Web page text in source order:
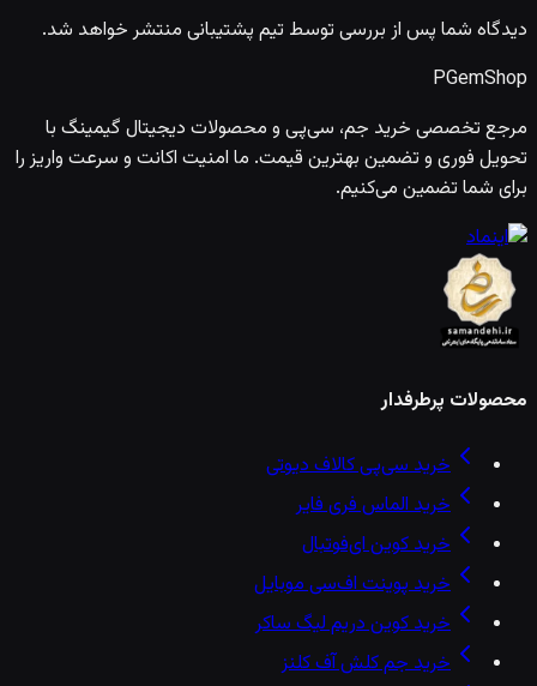
دیدگاه شما پس از بررسی توسط تیم پشتیبانی منتشر خواهد شد.
PGemShop
مرجع تخصصی خرید جم، سی‌پی و محصولات دیجیتال گیمینگ با
تحویل فوری و تضمین بهترین قیمت. ما امنیت اکانت و سرعت واریز را
برای شما تضمین می‌کنیم.
محصولات پرطرفدار
خرید سی‌پی کالاف دیوتی
خرید الماس فری فایر
خرید کوین ای‌فوتبال
خرید پوینت اف‌سی موبایل
خرید کوین دریم لیگ ساکر
خرید جم کلش آف کلنز